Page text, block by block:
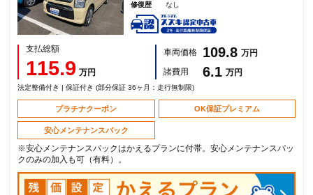
修復歴
なし
支払総額
115.9 万円
車両価格 109.8 万円
諸費用
6.1 万円
法定整備付き | 保証付き (部分保証 36ヶ月：走行無制限)
プラチナクーポン OK保証プレミアム
安心メンテナンスパック
※安心メンテナンスパックはかえるプランに付帯。安心メンテナンスパッ
クのみの加入も可（有料）。